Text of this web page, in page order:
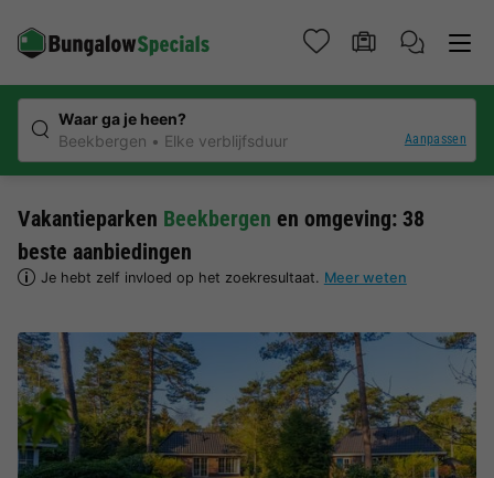
Waar ga je heen?
Beekbergen
Elke verblijfsduur Aanpassen
Vakantieparken Beekbergen en omgeving: 38
beste aanbiedingen
Je hebt zelf invloed op het zoekresultaat. Meer weten